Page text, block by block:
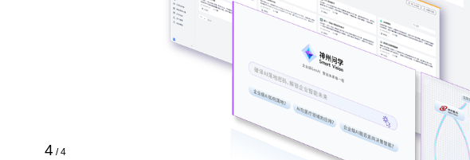
预约专家咨询 >>
4 /4